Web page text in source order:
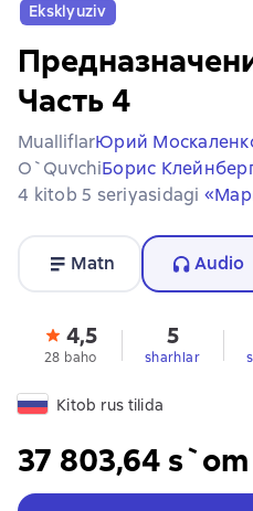
Eksklyuziv
Часть 4
MualliflarЮрий
O`quvchiБорис
4 kitob 5 seriyasidagi
Matn Audio
4,5
28 baho
5
sharhlar
Kitob rus tilida
37 803,64 s`om